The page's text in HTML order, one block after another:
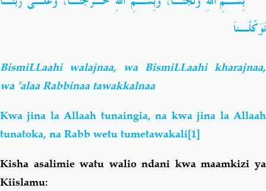
Akhlaaq-Aadaab Raqaaiq
Chemsha Bongo
Mapishi
تَوَكّلْـناَ
BismiLLaahi walajnaa, wa BismiLLaahi kharajnaa,
wa ’alaa Rabbinaa tawakkalnaa
Kwa jina la Allaah tunaingia, na kwa jina la Allaah
tunatoka, na Rabb wetu tumetawakali[1]
Kisha asalimie watu walio ndani kwa maamkizi ya
Kiislamu: